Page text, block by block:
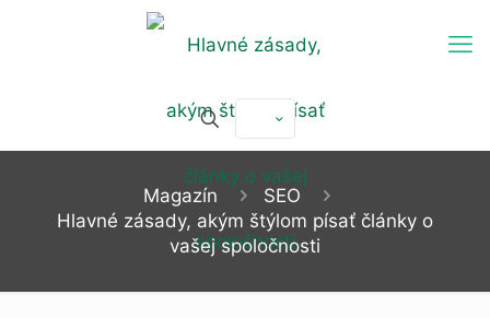
Magazín
SEO
Hlavné zásady, akým štýlom písať články o
vašej spoločnosti